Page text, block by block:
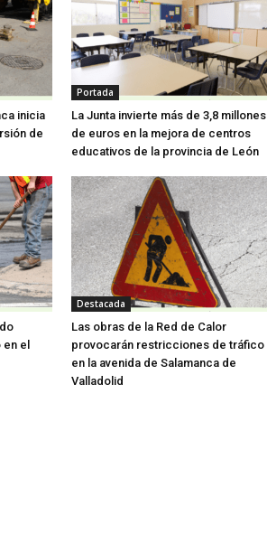
inicia
de
Portada
La Junta invierte más de 3,8 millones
de euros en la mejora de centros
educativos de la provincia de León
el
Destacada
Las obras de la Red de Calor
provocarán restricciones de tráfico
en la avenida de Salamanca de
Valladolid